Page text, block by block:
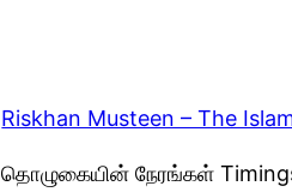
Riskhan Musteen – The
தொழுகையின் நேரங்கள்